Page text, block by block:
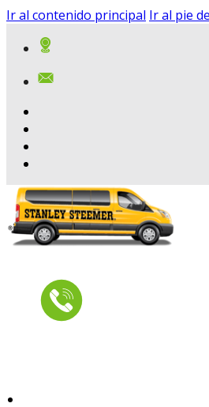
Ir al contenido principal Ir al pie